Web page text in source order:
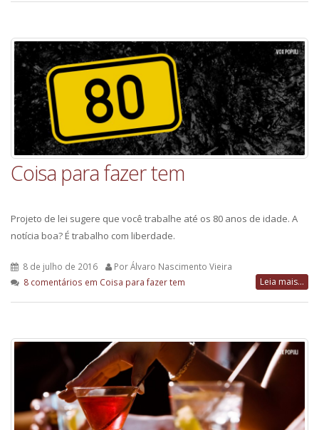
Coisa para fazer tem
Projeto de lei sugere que você trabalhe até os 80 anos de idade. A
notícia boa? É trabalho com liberdade.
8 de julho de 2016
Por Álvaro Nascimento Vieira
8 comentários em Coisa para fazer tem Leia mais...